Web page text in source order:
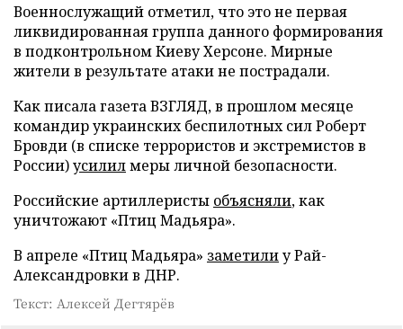
Военнослужащий отметил, что это не первая
ликвидированная группа данного формирования
в подконтрольном Киеву Херсоне. Мирные
жители в результате атаки не пострадали.
Как писала газета ВЗГЛЯД, в прошлом месяце
командир украинских беспилотных сил Роберт
Бровди (в списке террористов и экстремистов в
России)усилилмеры личной безопасности.
Российские артиллеристы объясняли, как
уничтожают «Птиц Мадьяра».
В апреле «Птиц Мадьяра» заметилиу Рай-
Александровки в ДНР.
Текст: Алексей Дегтярёв